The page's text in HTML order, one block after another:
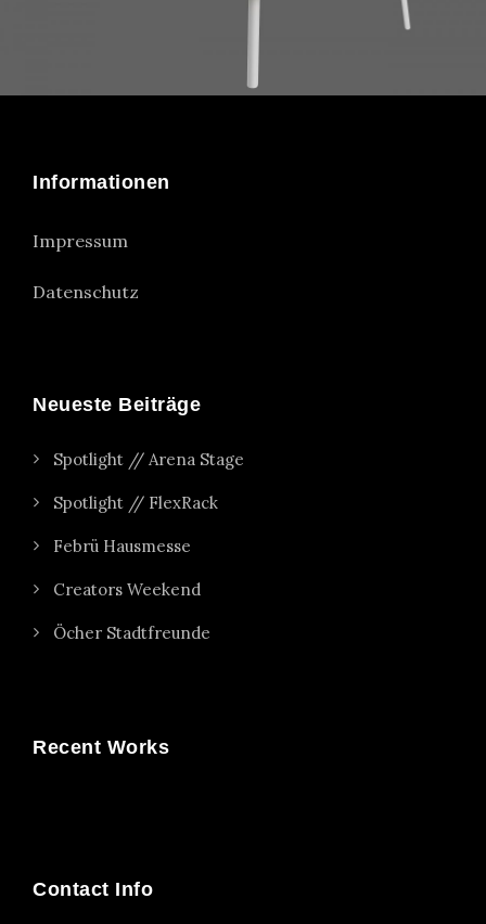
Informationen
Impressum
Datenschutz
Neueste Beiträge
Spotlight // Arena Stage
Spotlight // FlexRack
Febrü Hausmesse
Creators Weekend
Öcher Stadtfreunde
Recent Works
Contact Info